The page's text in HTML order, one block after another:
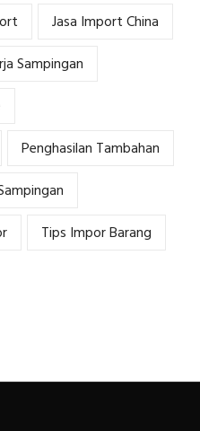
Jasa Import China
Sampingan
Penghasilan Tambahan
Tips Impor Barang